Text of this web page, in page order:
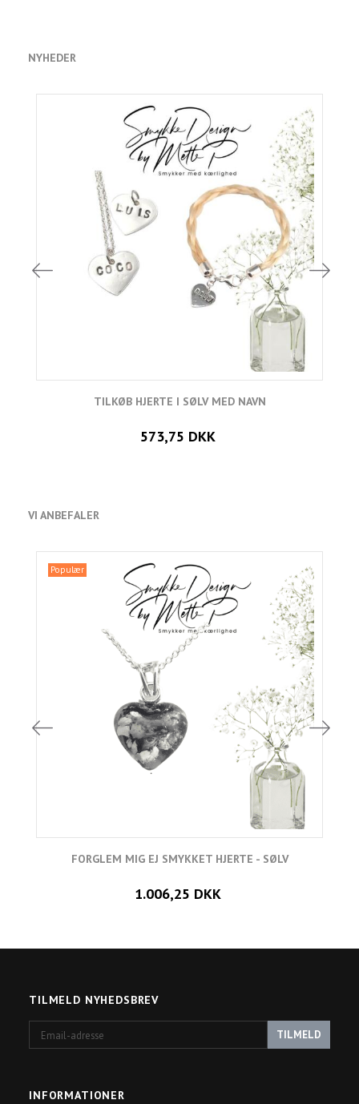
NYHEDER
TILKØB HJERTE I SØLV MED NAVN
573,75 DKK
VI ANBEFALER
Populær
FORGLEM MIG EJ SMYKKET HJERTE - SØLV
1.006,25 DKK
TILMELD NYHEDSBREV
adresse
TILMELD
INFORMATIONER